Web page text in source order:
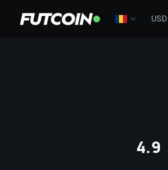
USD
4.9